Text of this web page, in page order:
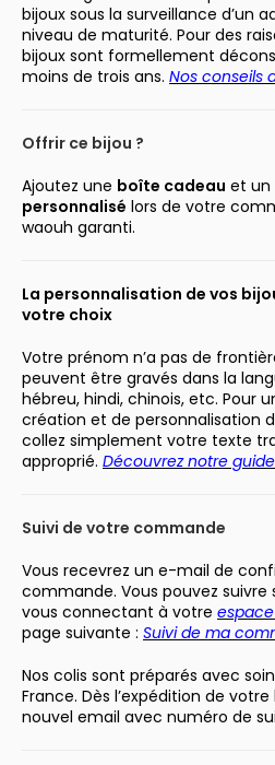
bijoux sous la surveillance d’un
niveau de maturité. Pour des
bijoux sont formellement
moins de trois ans. Nos conseils
Offrir ce bijou ?
Ajoutez une boîte cadeau et un
personnalisé lors de votre
waouh garanti.
La personnalisation de vos
votre choix
Votre prénom n’a pas de
peuvent être gravés dans la
hébreu, hindi, chinois, etc. Pour
création et de personnalisation
collez simplement votre texte
approprié. Découvrez notre
Suivi de votre commande
Vous recevrez un e-mail de
commande. Vous pouvez
vous connectant à votre
page suivante : Suivi de ma
Nos colis sont préparés avec
France. Dès l’expédition de
nouvel email avec numéro de